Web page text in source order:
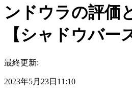
ンドウラの評価
【シャドウバー
最終更新:
2023年5月23日11:10